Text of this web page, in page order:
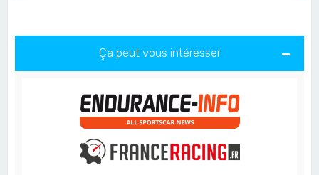
Ça peut vous intéresser